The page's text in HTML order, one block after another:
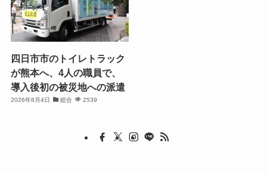
四日市市のトイレトラック
が熊本へ、4人の職員で、
導入後初の被災地への派遣
2026年8月4日 総合 2539